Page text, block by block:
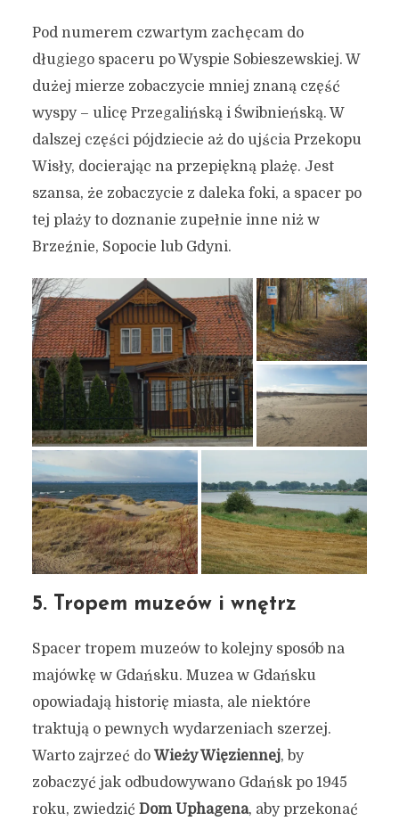
7 sposobów na majówkę w
Gdańsku w 2026 roku
Pod numerem czwartym zachęcam do
długiego spaceru po Wyspie Sobieszewskiej. W
dużej mierze zobaczycie mniej znaną część
wyspy – ulicę Przegalińską i Świbnieńską. W
dalszej części pójdziecie aż do ujścia Przekopu
Wisły, docierając na przepiękną plażę. Jest
szansa, że zobaczycie z daleka foki, a spacer po
tej plaży to doznanie zupełnie inne niż w
Brzeźnie, Sopocie lub Gdyni.
5. Tropem muzeów i wnętrz
Spacer tropem muzeów to kolejny sposób na
majówkę w Gdańsku. Muzea w Gdańsku
opowiadają historię miasta, ale niektóre
traktują o pewnych wydarzeniach szerzej.
Warto zajrzeć do Wieży Więziennej, by
zobaczyć jak odbudowywano Gdańsk po 1945
roku, zwiedzić Dom Uphagena, aby przekonać